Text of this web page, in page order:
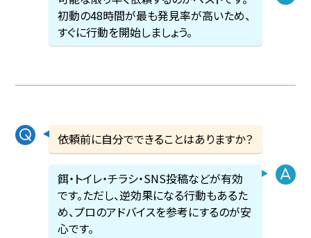
初動の48時間が最も発見率が高いため、
すぐに行動を開始しましょう。
依頼前に自分でできることはありますか？
餌・トイレ・チラシ・SNS投稿などが有効
です。ただし、逆効果になる行動もあるた
め、プロのアドバイスを参考にするのが安
心です。